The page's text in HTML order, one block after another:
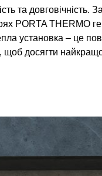
та
PORTA
установка – це
досягти